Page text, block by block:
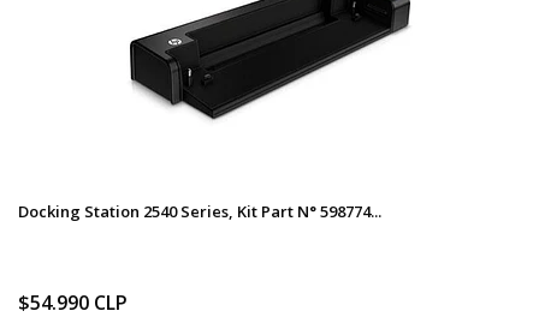
Docking Station 2540 Series, Kit Part N° 598774...
$54.990 CLP